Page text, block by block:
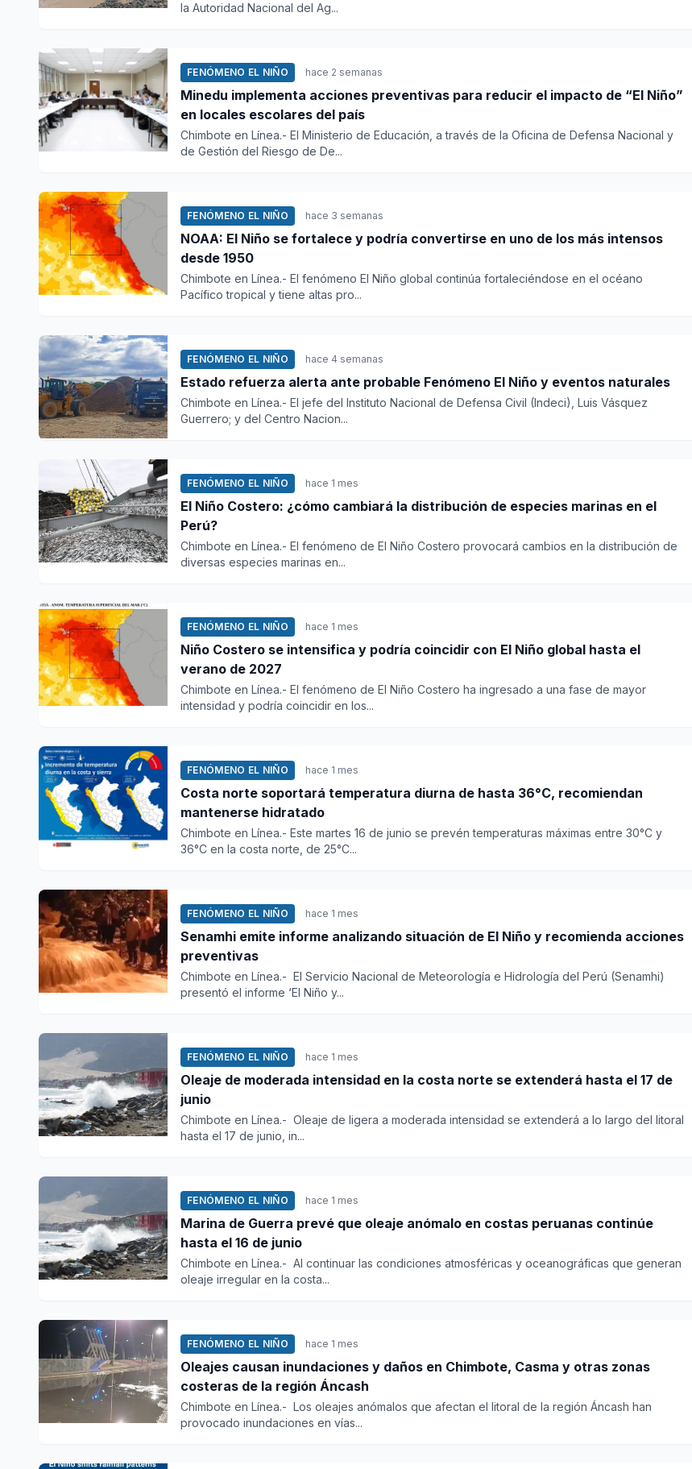
la Autoridad Nacional del Ag...
FENÓMENO EL NIÑO hace 2 semanas
Minedu implementa acciones preventivas para reducir el impacto de “El Niño”
en locales escolares del país
Chimbote en Línea.- El Ministerio de Educación, a través de la Oficina de Defensa Nacional y
de Gestión del Riesgo de De...
FENÓMENO EL NIÑO hace 3 semanas
NOAA: El Niño se fortalece y podría convertirse en uno de los más intensos
desde 1950
Chimbote en Línea.- El fenómeno El Niño global continúa fortaleciéndose en el océano
Pacífico tropical y tiene altas pro...
FENÓMENO EL NIÑO hace 4 semanas
Estado refuerza alerta ante probable Fenómeno El Niño y eventos naturales
Chimbote en Línea.- El jefe del Instituto Nacional de Defensa Civil (Indeci), Luis Vásquez
Guerrero; y del Centro Nacion...
FENÓMENO EL NIÑO hace 1 mes
El Niño Costero: ¿cómo cambiará la distribución de especies marinas en el
Perú?
Chimbote en Línea.- El fenómeno de El Niño Costero provocará cambios en la distribución de
diversas especies marinas en...
FENÓMENO EL NIÑO hace 1 mes
Niño Costero se intensifica y podría coincidir con El Niño global hasta el
verano de 2027
Chimbote en Línea.- El fenómeno de El Niño Costero ha ingresado a una fase de mayor
intensidad y podría coincidir en los...
FENÓMENO EL NIÑO hace 1 mes
Costa norte soportará temperatura diurna de hasta 36°C, recomiendan
mantenerse hidratado
Chimbote en Línea.- Este martes 16 de junio se prevén temperaturas máximas entre 30°C y
36°C en la costa norte, de 25°C...
FENÓMENO EL NIÑO hace 1 mes
Senamhi emite informe analizando situación de El Niño y recomienda acciones
preventivas
Chimbote en Línea.- El Servicio Nacional de Meteorología e Hidrología del Perú (Senamhi)
presentó el informe ‘El Niño y...
FENÓMENO EL NIÑO hace 1 mes
Oleaje de moderada intensidad en la costa norte se extenderá hasta el 17 de
junio
Chimbote en Línea.- Oleaje de ligera a moderada intensidad se extenderá a lo largo del litoral
hasta el 17 de junio, in...
FENÓMENO EL NIÑO hace 1 mes
Marina de Guerra prevé que oleaje anómalo en costas peruanas continúe
hasta el 16 de junio
Chimbote en Línea.- Al continuar las condiciones atmosféricas y oceanográficas que generan
oleaje irregular en la costa...
FENÓMENO EL NIÑO hace 1 mes
Oleajes causan inundaciones y daños en Chimbote, Casma y otras zonas
costeras de la región Áncash
Chimbote en Línea.- Los oleajes anómalos que afectan el litoral de la región Áncash han
provocado inundaciones en vías...